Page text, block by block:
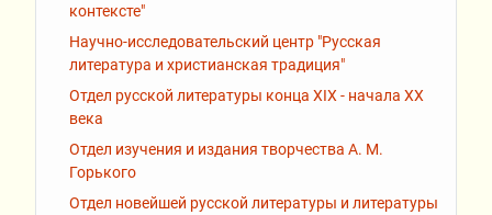
контексте"
Научно-исследовательский центр "Русская
литература и христианская традиция"
Отдел русской литературы конца XIX - начала XX
века
Отдел изучения и издания творчества А. М.
Горького
Отдел новейшей русской литературы и литературы